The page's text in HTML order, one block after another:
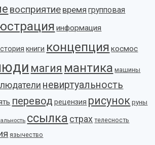
восприятие время групповая
информация
книги концепция космос
магия мантика машины
невиртуальность
перевод рецензия рисунок руны
ссылка страх телесность
язычество